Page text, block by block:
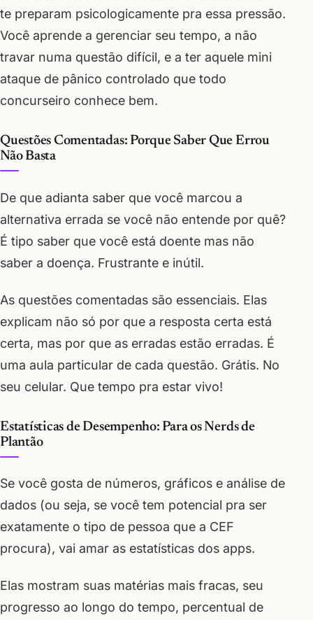
te preparam psicologicamente pra essa pressão.
Você aprende a gerenciar seu tempo, a não
travar numa questão difícil, e a ter aquele mini
ataque de pânico controlado que todo
concurseiro conhece bem.
Questões Comentadas: Porque Saber Que Errou
Não Basta
De que adianta saber que você marcou a
alternativa errada se você não entende por quê?
É tipo saber que você está doente mas não
saber a doença. Frustrante e inútil.
As questões comentadas são essenciais. Elas
explicam não só por que a resposta certa está
certa, mas por que as erradas estão erradas. É
uma aula particular de cada questão. Grátis. No
seu celular. Que tempo pra estar vivo!
Estatísticas de Desempenho: Para os Nerds de
Plantão
Se você gosta de números, gráficos e análise de
dados (ou seja, se você tem potencial pra ser
exatamente o tipo de pessoa que a CEF
procura), vai amar as estatísticas dos apps.
Elas mostram suas matérias mais fracas, seu
progresso ao longo do tempo, percentual de